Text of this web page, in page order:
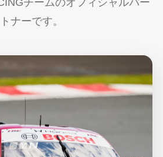
トナーです。